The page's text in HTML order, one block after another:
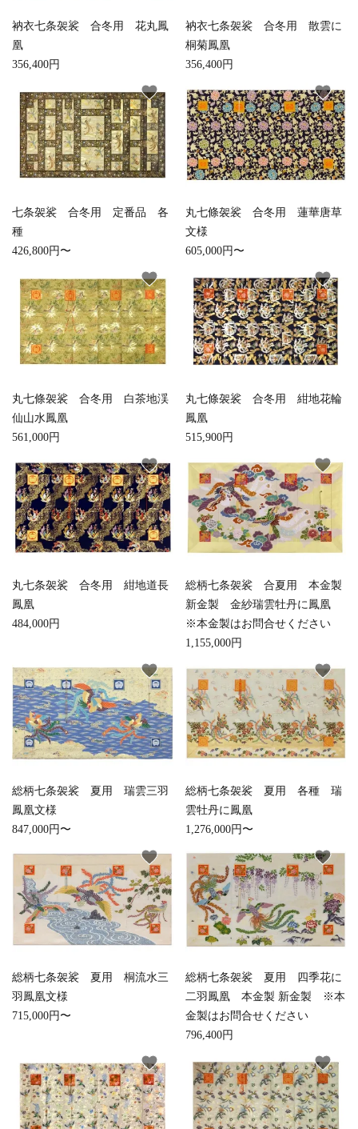
衲衣七条袈裟 合冬用 花丸鳳
凰
356,400円
衲衣七条袈裟 合冬用 散雲に
桐菊鳳凰
356,400円
七条袈裟 合冬用 定番品 各
種
426,800円〜
favorite
丸七條袈裟 合冬用 蓮華唐草
文様
605,000円〜
favorite
丸七條袈裟 合冬用 白茶地渓
仙山水鳳凰
561,000円
favorite
丸七條袈裟 合冬用 紺地花輪
鳳凰
515,900円
favorite
丸七条袈裟 合冬用 紺地道長
鳳凰
484,000円
favorite
総柄七条袈裟 合夏用 本金製
新金製 金紗瑞雲牡丹に鳳凰
※本金製はお問合せください
1,155,000円
favorite
総柄七条袈裟 夏用 瑞雲三羽
鳳凰文様
847,000円〜
favorite
総柄七条袈裟 夏用 各種 瑞
雲牡丹に鳳凰
1,276,000円〜
favorite
総柄七条袈裟 夏用 桐流水三
羽鳳凰文様
715,000円〜
favorite
総柄七条袈裟 夏用 四季花に
二羽鳳凰 本金製 新金製 ※本
金製はお問合せください
796,400円
favorite
favorite favorite
キーワード
カテゴリー
検索する